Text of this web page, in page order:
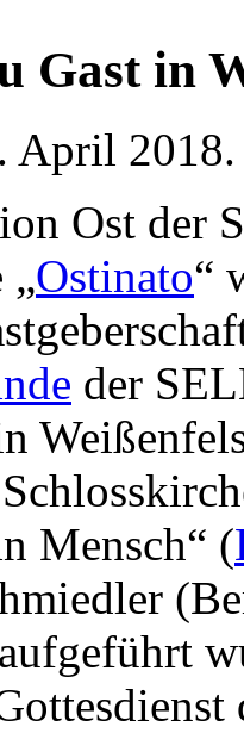
Gast in
April 2018.
Ost der
„Ostinato“
der
Mensch“ (